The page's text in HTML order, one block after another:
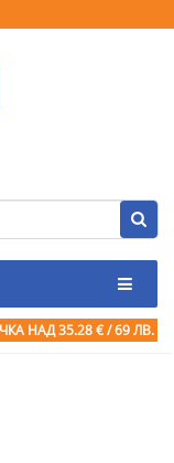
НАД 35.28 € / 69 ЛВ.